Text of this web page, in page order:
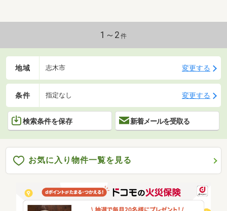
1～2 件
地域 志木市 変更する
条件 指定なし 変更する
検索条件を保存 新着メールを受取る
お気に入り物件一覧を見る